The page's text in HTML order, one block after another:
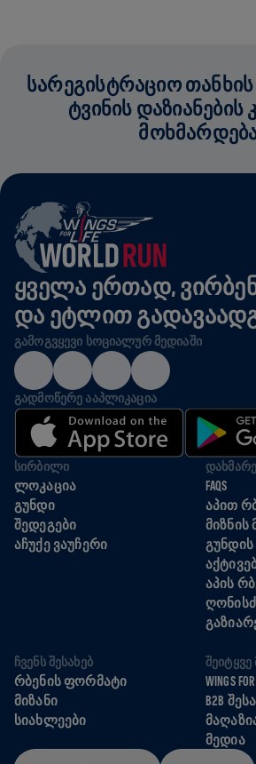
COOKIE ᲞᲐᲠᲐᲛᲔᲢᲠᲔᲑᲘ
ᲡᲐᲠᲔᲒᲘᲡᲢᲠᲐᲪᲘᲝ ᲗᲐᲜᲮᲘᲡ
ᲢᲕᲘᲜᲘᲡ ᲓᲐᲖᲘᲐᲜᲔᲑᲘᲡ
ᲧᲕᲔᲚᲐ ᲔᲠᲗᲐᲓ,
ᲓᲐ ᲔᲢᲚᲘᲗ
ᲒᲐᲛᲝᲒᲕᲧᲔᲕᲘ ᲡᲝᲪᲘᲐᲚᲣᲠ ᲛᲔᲓᲘᲐᲨᲘ
ᲒᲐᲓᲛᲝᲬᲔᲠᲔ ᲐᲐᲞᲚᲘᲙᲐᲪᲘᲐ
ᲡᲘᲠᲑᲘᲚᲘ
ᲚᲝᲙᲐᲪᲘᲐ
ᲒᲣᲜᲓᲘ
ᲨᲔᲓᲔᲒᲔᲑᲘ
ᲐᲩᲣᲥᲔ ᲕᲐᲣᲩᲔᲠᲘ
FAQS
ᲐᲞᲘᲗ
ᲒᲣᲜᲓᲘᲡ
ᲐᲞᲘᲡ
ᲩᲕᲔᲜᲡ ᲨᲔᲡᲐᲮᲔᲑ
ᲠᲑᲔᲜᲘᲡ ᲤᲝᲠᲛᲐᲢᲘ
ᲛᲘᲖᲐᲜᲘ
ᲡᲘᲐᲮᲚᲔᲔᲑᲘ
ᲨᲔᲘᲢᲧᲕᲔ
WINGS
B2B
ᲛᲔᲓᲘᲐ